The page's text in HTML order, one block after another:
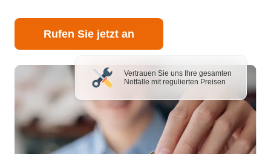
Rufen Sie jetzt an
Vertrauen Sie uns Ihre gesamten
Notfälle mit regulierten Preisen